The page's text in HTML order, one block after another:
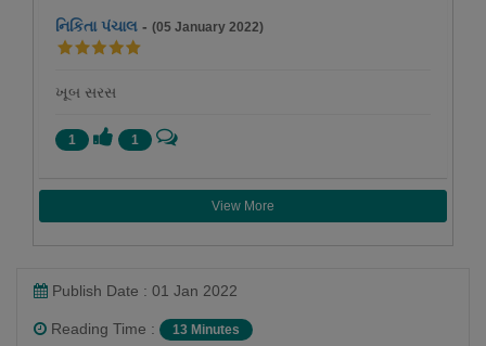
નિકિતા પંચાલ - (05 January 2022)
ખૂબ સરસ
1 1
View More
Publish Date : 01 Jan 2022
Reading Time : 13 Minutes